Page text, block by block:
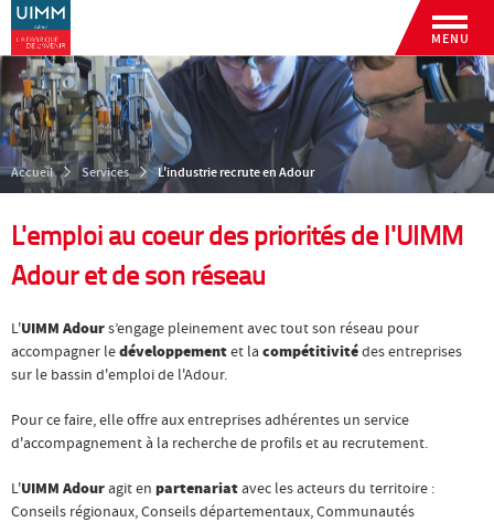
MENU
Accueil Services L'industrie recrute en Adour
L'emploi au coeur des priorités de l'UIMM
Adour et de son réseau
L'UIMM Adours’engage pleinement avec tout son réseau pour
accompagner ledéveloppementet la compétitivitédes entreprises
sur le bassin d'emploi de l'Adour.
Pour ce faire, elle offre aux entreprises adhérentes un service
d'accompagnement à la recherche de profils et au recrutement.
L'UIMM Adouragit en partenariatavec les acteurs du territoire :
Conseils régionaux, Conseils départementaux, Communautés